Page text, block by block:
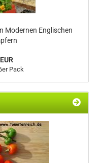
Modernen Englischen
Pack